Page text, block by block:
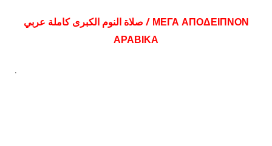
صلاة النوم الكبرى كاملة عربي / ΜΕΓΑ ΑΠΟΔΕΙΠΝΟΝ
ΑΡΑΒΙΚΑ
.